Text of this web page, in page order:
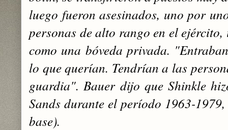
luego fueron asesinados, uno por
personas de alto rango en el
como una bóveda privada.
lo que querían. Tendrían a las
guardia". Bauer dijo que Shinkle
Sands durante el período 1963-
base).